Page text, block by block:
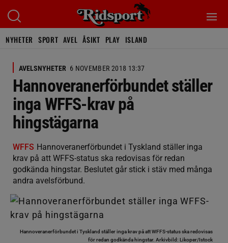
NYHETER SPORT AVEL ÅSIKT PLAY ISLAND
AVELSNYHETER 6 NOVEMBER 2018 13:37
Hannoveranerförbundet ställer
inga WFFS-krav på
hingstägarna
WFFS Hannoveranerförbundet i Tyskland ställer inga
krav på att WFFS-status ska redovisas för redan
godkända hingstar. Beslutet går stick i stäv med många
andra avelsförbund.
Hannoveranerförbundet i Tyskland ställer inga krav på att WFFS-status ska redovisas
för redan godkända hingstar. Arkivbild: Likoper/Istock